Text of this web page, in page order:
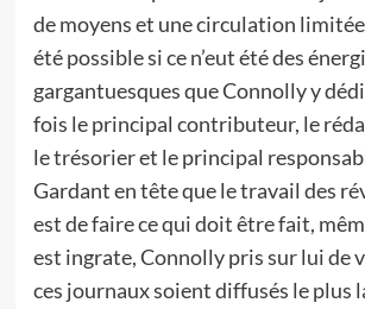
de moyens et une circulation limitée
été possible si ce n’eut été des
gargantuesques que Connolly y
fois le principal contributeur, le
le trésorier et le principal
Gardant en tête que le travail des
est de faire ce qui doit être fait,
est ingrate, Connolly pris sur lui de
ces journaux soient diffusés le plus